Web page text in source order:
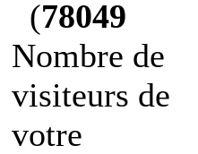
(78049
Nombre de
visiteurs de
votre